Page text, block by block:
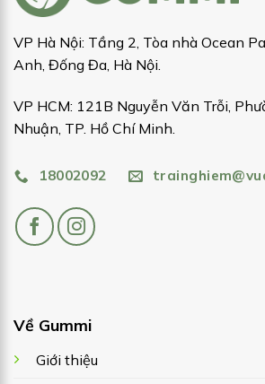
VP Hà Nội: Tầng 2, Tòa nhà Ocean
Anh, Đống Đa, Hà Nội.
VP HCM: 121B Nguyễn Văn Trỗi,
Nhuận, TP. Hồ Chí Minh.
18002092
Về Gummi
Giới thiệu